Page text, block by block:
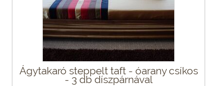
Ágytakaró steppelt taft - óarany csíkos
- 3 db díszpárnával